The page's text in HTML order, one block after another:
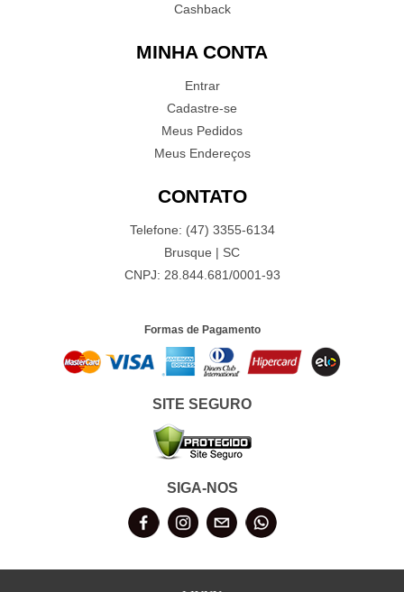
Cashback
MINHA CONTA
Entrar
Cadastre-se
Meus Pedidos
Meus Endereços
CONTATO
Telefone: (47) 3355-6134
Brusque | SC
CNPJ: 28.844.681/0001-93
Formas de Pagamento
SITE SEGURO
SIGA-NOS